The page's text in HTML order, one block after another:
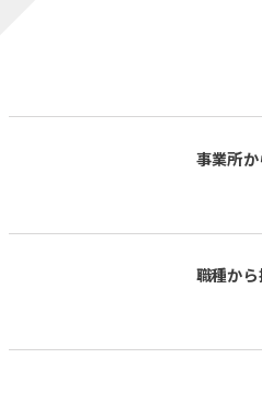
事業所
職種から